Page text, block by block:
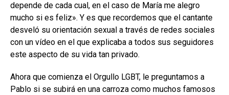
depende de cada cual, en el caso de María me alegro
mucho si es feliz». Y es que recordemos que el cantante
desveló su orientación sexual a través de redes sociales
con un vídeo en el que explicaba a todos sus seguidores
este aspecto de su vida tan privado.
Ahora que comienza el Orgullo LGBT, le preguntamos a
Pablo si se subirá en una carroza como muchos famosos